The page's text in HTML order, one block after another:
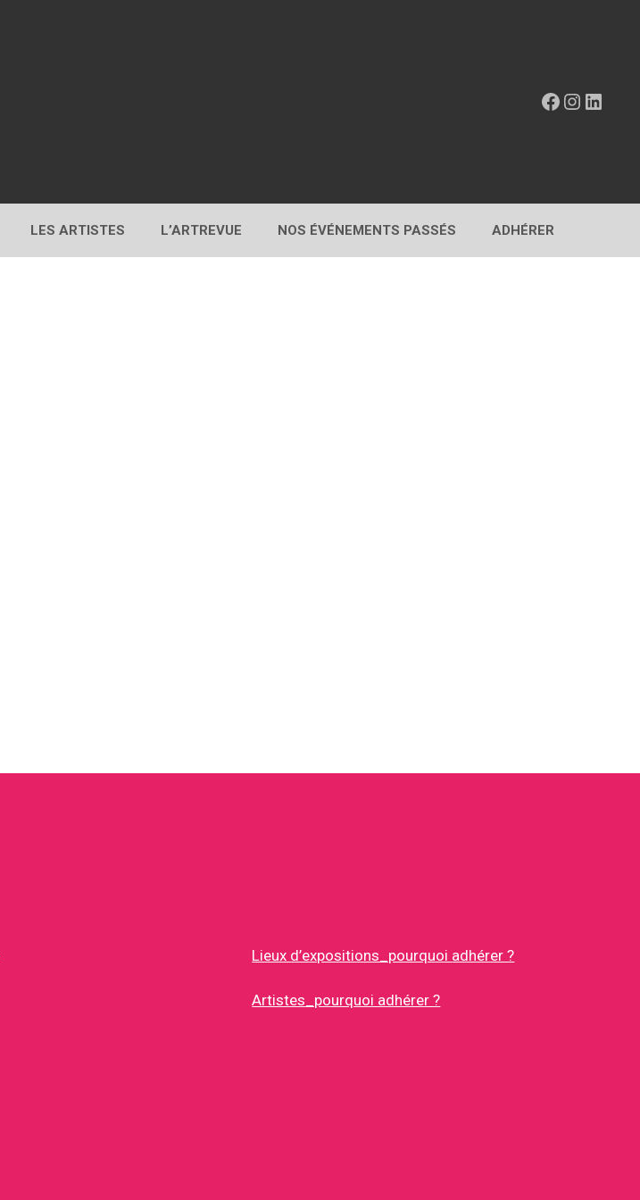
Facebook
LES ARTISTES L’ARTREVUE NOS ÉVÉNEMENTS PASSÉS ADHÉRER
Lieux d’expositions_pourquoi adhérer ?
Artistes_pourquoi adhérer ?